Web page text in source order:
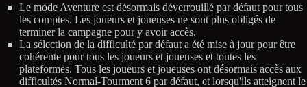
Le mode Aventure est désormais déverrouillé par défaut pour tous
les comptes. Les joueurs et joueuses ne sont plus obligés de
terminer la campagne pour y avoir accès.
La sélection de la difficulté par défaut a été mise à jour pour être
cohérente pour tous les joueurs et joueuses et toutes les
plateformes. Tous les joueurs et joueuses ont désormais accès aux
difficultés Normal-Tourment 6 par défaut, et lorsqu'ils atteignent le